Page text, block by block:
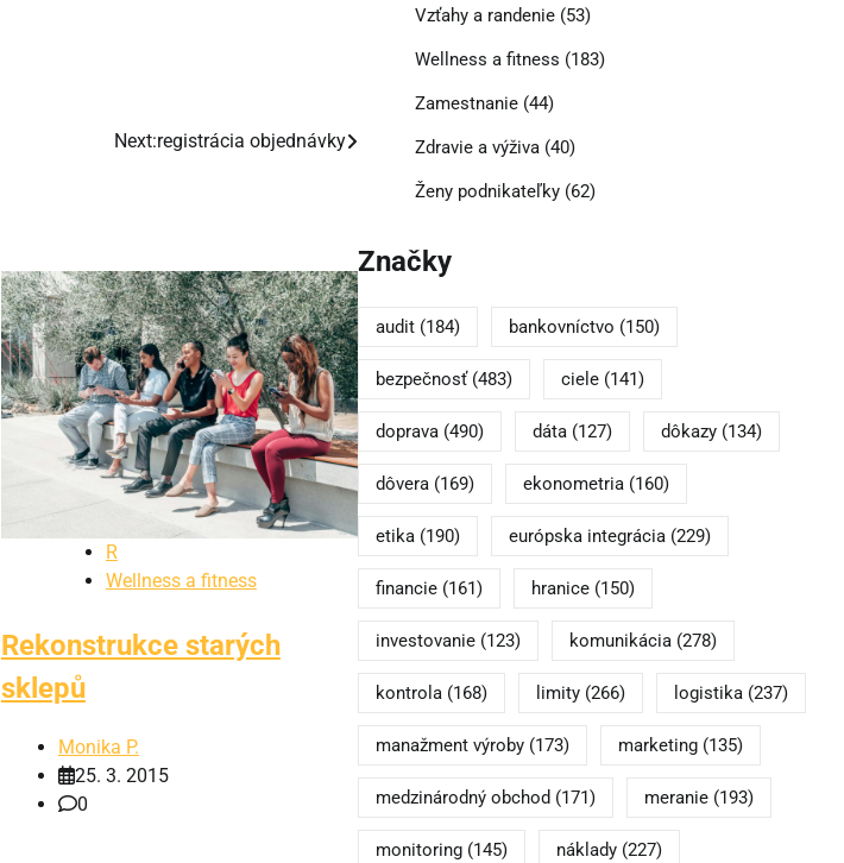
Next:registrácia objednávky
R
Wellness a fitness
Rekonstrukce starých
sklepů
Monika P.
25. 3. 2015
0
Vzťahy a randenie(53)
Wellness a fitness (183)
Zamestnanie(44)
Zdravie a výživa(40)
Ženy podnikateľky(62)
Značky
audit(184) bankovníctvo (150)
bezpečnosť(483) ciele(141)
doprava(490) dáta(127) dôkazy(134)
dôvera(169) ekonometria(160)
etika(190) európska integrácia(229)
financie(161) hranice(150)
investovanie(123) komunikácia(278)
kontrola(168) limity(266) logistika(237)
manažment výroby(173) marketing(135)
medzinárodný obchod (171) meranie(193)
monitoring(145) náklady(227)